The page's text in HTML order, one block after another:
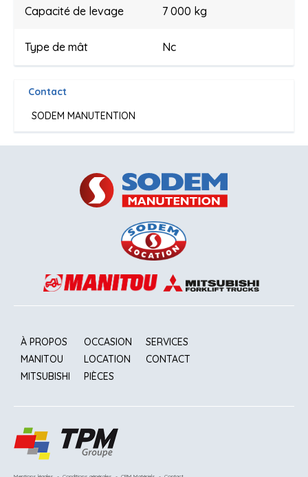
Capacité de levage 7 000 kg
Type de mât Nc
Contact
SODEM MANUTENTION
À PROPOS
MANITOU
MITSUBISHI
OCCASION
LOCATION
PIÈCES
SERVICES
CONTACT